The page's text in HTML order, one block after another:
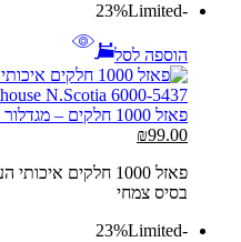
-23%
Limited
הוספה לסל
פאזל 1000 חלקים – מגדלור הקוב של פגי נובה סקוטיה
המחיר
היה:
₪129.00.
₪99.00
הוא:
₪99.00.
פאזל 1000 חלקים
בסיס צמחי
-23%
Limited